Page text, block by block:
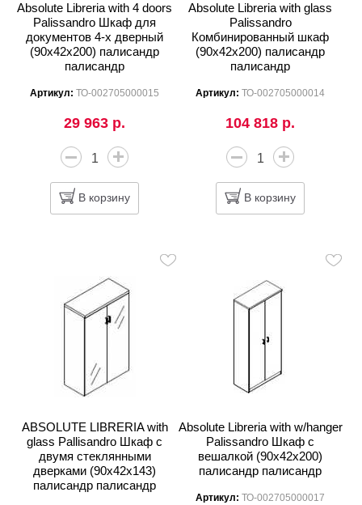
Absolute Libreria with 4 doors
Palissandro Шкаф для
документов 4-х дверный
(90х42х200) палисандр
палисандр
Артикул:ТО-002705000015
29 963 р.
В корзину
Absolute Libreria with glass
Palissandro
Комбинированный шкаф
(90х42х200) палисандр
палисандр
Артикул:ТО-002705000014
104 818 р.
В корзину
ABSOLUTE LIBRERIA with
glass Pallisandro Шкаф с
двумя стеклянными
дверками (90х42х143)
палисандр палисандр
Absolute Libreria with w/hanger
Palissandro Шкаф c
вешалкой (90х42х200)
палисандр палисандр
Артикул:ТО-002705000017